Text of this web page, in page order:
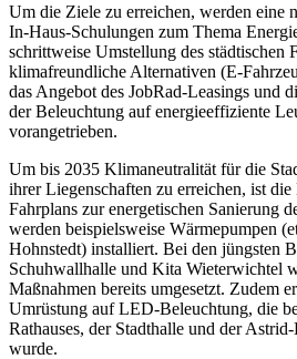
Um die Ziele zu erreichen, werden eine
In-Haus-Schulungen zum Thema
schrittweise Umstellung des städtischen
klimafreundliche Alternativen (E-
das Angebot des JobRad-Leasings und
der Beleuchtung auf energieeffiziente
vorangetrieben.
Um bis 2035 Klimaneutralität für die
ihrer Liegenschaften zu erreichen, ist
Fahrplans zur energetischen Sanierung
werden beispielsweise Wärmepumpen
Hohnstedt) installiert. Bei den jüngsten
Schuhwallhalle und Kita Wieterwichtel
Maßnahmen bereits umgesetzt. Zudem
Umrüstung auf LED-Beleuchtung, die
Rathauses, der Stadthalle und der
wurde.